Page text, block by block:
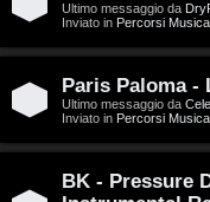
m
e
n
t
Ultimo messaggio da
Inviato in Percorsi
Paris Paloma -
Ultimo messaggio da
Inviato in Percorsi
BK - Pressure
o
u
r